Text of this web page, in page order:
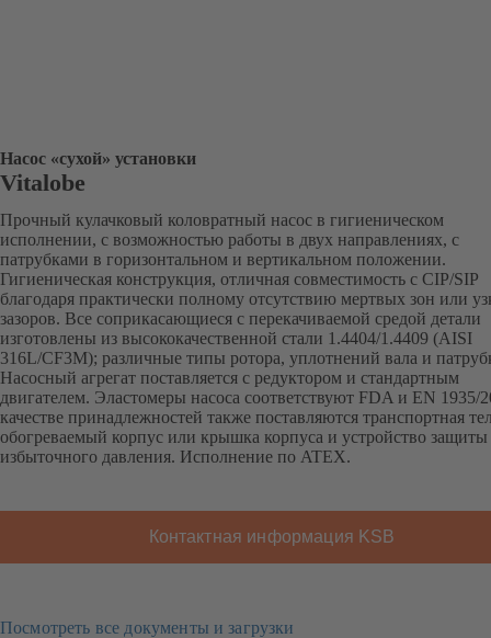
Насос «сухой» установки
Vitalobe
Прочный кулачковый коловратный насос в гигиеническом
исполнении, с возможностью работы в двух направлениях, с
патрубками в горизонтальном и вертикальном положении.
Гигиеническая конструкция, отличная совместимость с CIP/SIP
благодаря практически полному отсутствию мертвых зон или
зазоров. Все соприкасающиеся с перекачиваемой средой детали
изготовлены из высококачественной стали 1.4404/1.4409 (AISI
316L/CF3M); различные типы ротора, уплотнений вала и
Насосный агрегат поставляется с редуктором и стандартным
двигателем. Эластомеры насоса соответствуют FDA и EN 1935/
качестве принадлежностей также поставляются транспортная
обогреваемый корпус или крышка корпуса и устройство защиты
избыточного давления. Исполнение по ATEX.
Контактная информация KSB
Посмотреть все документы и загрузки